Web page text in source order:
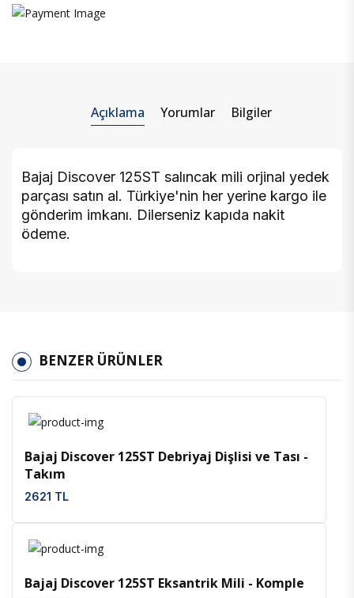
Açıklama Yorumlar Bilgiler
Bajaj Discover 125ST salıncak mili orjinal yedek
parçası satın al. Türkiye'nin her yerine kargo ile
gönderim imkanı. Dilerseniz kapıda nakit
ödeme.
BENZER ÜRÜNLER
Bajaj Discover 125ST Debriyaj Dişlisi ve Tası -
Takım
2621 TL
Bajaj Discover 125ST Eksantrik Mili - Komple